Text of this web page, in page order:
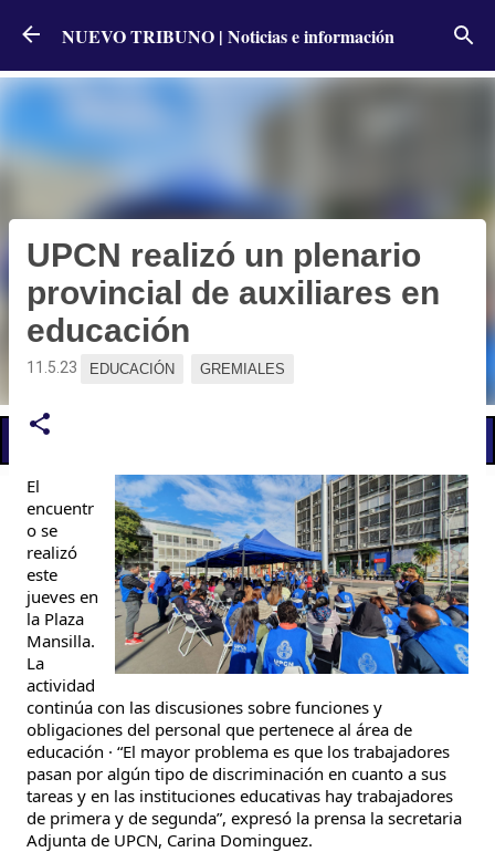
Ir al contenido principal
NUEVO TRIBUNO | Noticias e información
📢 LO ÚLTIMO
UPCN realizó un plenario
provincial de auxiliares en
educación
11.5.23 EDUCACIÓN GREMIALES
El
encuentr
o se
realizó
este
jueves en
la Plaza
Mansilla.
La
actividad
continúa con las discusiones sobre funciones y
obligaciones del personal que pertenece al área de
educación · “El mayor problema es que los trabajadores
pasan por algún tipo de discriminación en cuanto a sus
tareas y en las instituciones educativas hay trabajadores
de primera y de segunda”, expresó la prensa la secretaria
Adjunta de UPCN, Carina Dominguez.